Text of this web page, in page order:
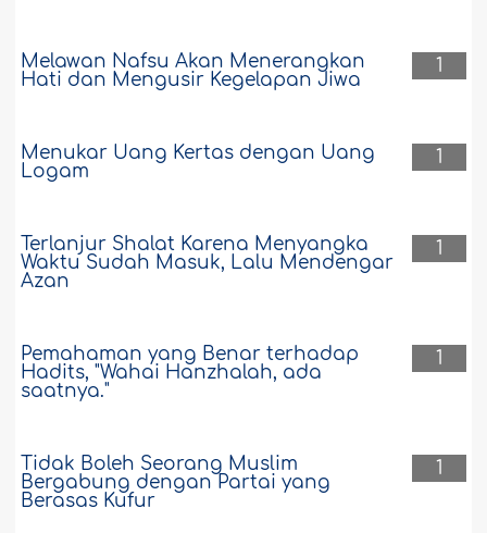
1
Melawan Nafsu Akan Menerangkan
Hati dan Mengusir Kegelapan Jiwa
1
Menukar Uang Kertas dengan Uang
Logam
1
Terlanjur Shalat Karena Menyangka
Waktu Sudah Masuk, Lalu Mendengar
Azan
1
Pemahaman yang Benar terhadap
Hadits, "Wahai Hanzhalah, ada
saatnya."
1
Tidak Boleh Seorang Muslim
Bergabung dengan Partai yang
Berasas Kufur